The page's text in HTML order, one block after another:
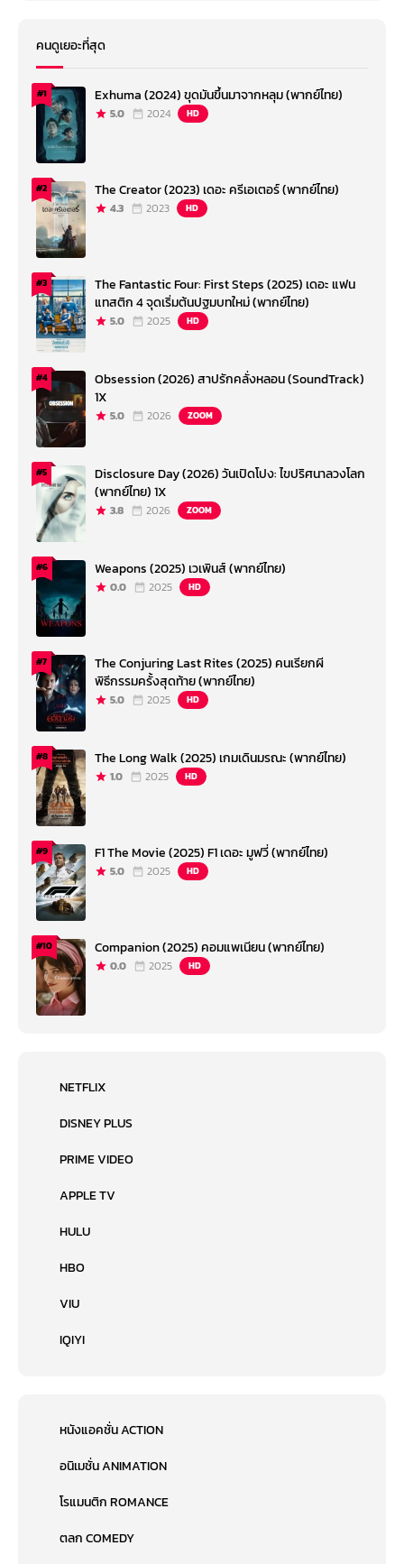
คนดูเยอะที่สุด
#1 Exhuma (2024) ขุดมันขึ้นมาจากหลุม (พากย์ไทย)
5.0 2024 HD
#2 The Creator (2023) เดอะ ครีเอเตอร์ (พากย์ไทย)
4.3 2023 HD
#3
The Fantastic Four: First Steps (2025) เดอะ แฟน
แทสติก 4 จุดเริ่มต้นปฐมบทใหม่ (พากย์ไทย)
5.0 2025 HD
#4
Obsession (2026) สาปรักคลั่งหลอน (SoundTrack)
1X
5.0 2026 ZOOM
#5
Disclosure Day (2026) วันเปิดโปง: ไขปริศนาลวงโลก
(พากย์ไทย) 1X
3.8 2026 ZOOM
#6 Weapons (2025) เวเพินส์ (พากย์ไทย)
0.0 2025 HD
#7
The Conjuring Last Rites (2025) คนเรียกผี
พิธีกรรมครั้งสุดท้าย (พากย์ไทย)
5.0 2025 HD
#8 The Long Walk (2025) เกมเดินมรณะ (พากย์ไทย)
1.0 2025 HD
#9 F1 The Movie (2025) F1 เดอะ มูฟวี่ (พากย์ไทย)
5.0 2025 HD
#10 Companion (2025) คอมแพเนียน (พากย์ไทย)
0.0 2025 HD
NETFLIX
DISNEY PLUS
PRIME VIDEO
APPLE TV
HULU
HBO
VIU
IQIYI
หนังแอคชั่น ACTION
อนิเมชั่น ANIMATION
โรแมนติก ROMANCE
ตลก COMEDY